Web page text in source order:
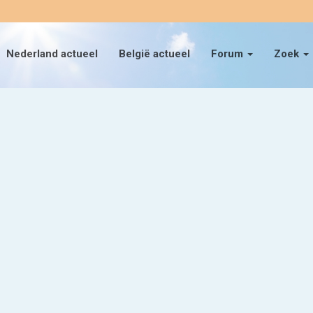
Nederland actueel België actueel Forum Zoek